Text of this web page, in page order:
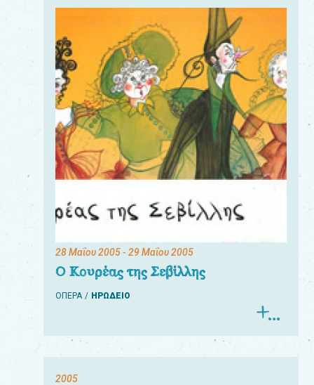
28 Μαΐου 2005- 29 Μαΐου 2005
Ο Κουρέας της Σεβίλλης
ΟΠΕΡΑ ΗΡΩΔΕΙΟ
2005